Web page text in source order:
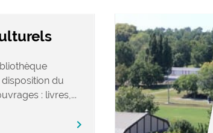
du
: livres,...
chevron_right